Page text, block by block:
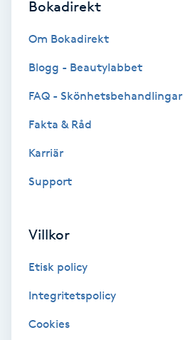
Fransk manikyr
Fransrengöring
Friskvård
Frisör
Funktionsanalys
Bokadirekt
Om Bokadirekt
Blogg - Beautylabbet
FAQ - Skönhetsbehandlingar
Fakta & Råd
Karriär
Support
Villkor
Etisk policy
Integritetspolicy
Cookies